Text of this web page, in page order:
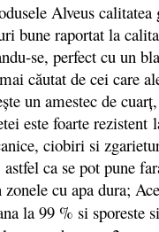
Alveus calitatea
bune raportat la
se, perfect cu un
căutat de cei care
un amestec de
este foarte
ciobiri si
ca se pot pune
cu apa dura;
la 99 % si sporeste